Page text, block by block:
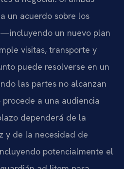
un acuerdo sobre los
un nuevo plan
visitas, transporte y
puede resolverse en un
las partes no alcanzan
a una audiencia
dependerá de la
y de la necesidad de
potencialmente el